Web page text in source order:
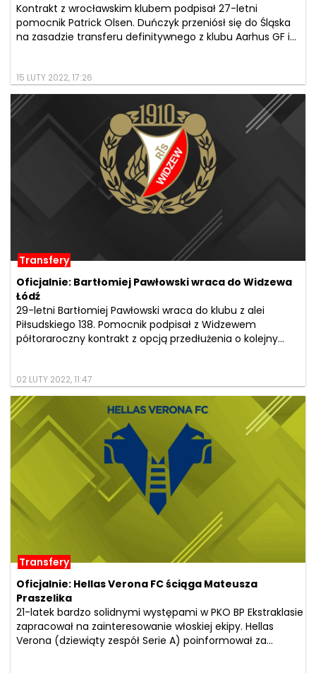
Kontrakt z wrocławskim klubem podpisał 27-letni
pomocnik Patrick Olsen. Duńczyk przeniósł się do Śląska
na zasadzie transferu definitywnego z klubu Aarhus GF i...
15 LUTY 2022, 17:26
Transfery
Oficjalnie: Bartłomiej Pawłowski wraca do Widzewa
Łódź
29-letni Bartłomiej Pawłowski wraca do klubu z alei
Piłsudskiego 138. Pomocnik podpisał z Widzewem
półtoraroczny kontrakt z opcją przedłużenia o kolejny...
02 LUTY 2022, 11:47
Transfery
Oficjalnie: Hellas Verona FC ściąga Mateusza
Praszelika
21-latek bardzo solidnymi występami w PKO BP Ekstraklasie
zapracował na zainteresowanie włoskiej ekipy. Hellas
Verona (dziewiąty zespół Serie A) poinformował za...